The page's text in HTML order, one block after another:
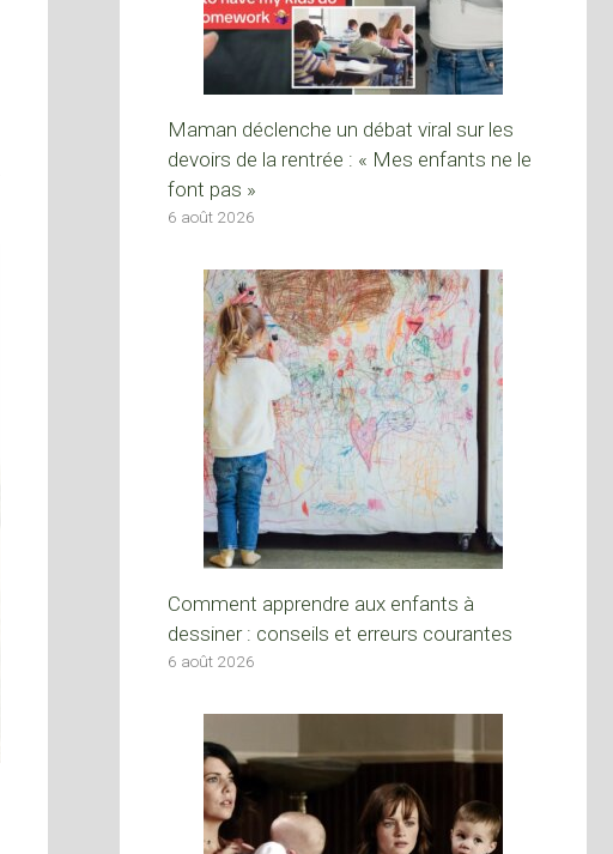
Maman déclenche un débat viral sur les
devoirs de la rentrée : « Mes enfants ne le
font pas »
6 août 2026
Comment apprendre aux enfants à
dessiner : conseils et erreurs courantes
6 août 2026